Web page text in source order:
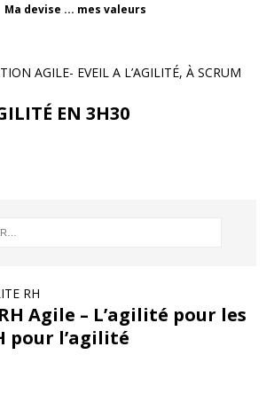
Ma devise ... mes valeurs
AGILE- EVEIL A L’AGILITÉ, À SCRUM
EN 3H30
RH
Agile – L’agilité pour les
pour l’agilité